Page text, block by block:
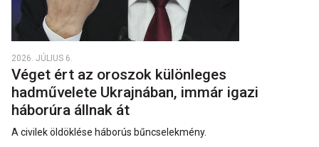
2026. JÚLIUS 6.
Véget ért az oroszok különleges
hadművelete Ukrajnában, immár igazi
háborúra állnak át
A civilek öldöklése háborús bűncselekmény.